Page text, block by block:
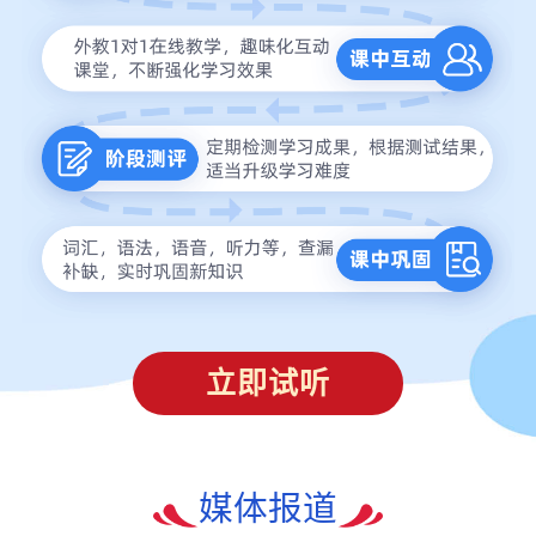
立即试听
媒体报道